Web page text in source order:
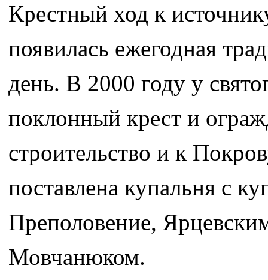
Крестный ход к
появилась ежегодная
день. В 2000 году у
поклонный крест и
строительство и к
поставлена купальня с
Преполовение,
Мовчанюком.